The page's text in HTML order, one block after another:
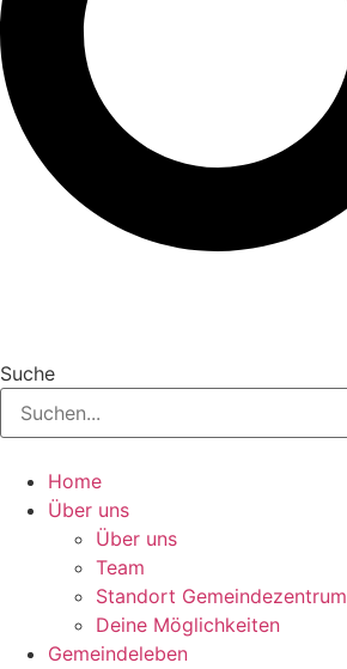
Suche
Home
Über uns
Über uns
Team
Standort Gemeindezentrum
Deine Möglichkeiten
Gemeindeleben